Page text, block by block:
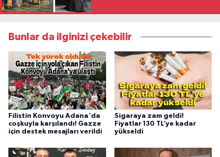
Bunlar da ilginizi çekebilir
Filistin Konvoyu Adana'da
coşkuyla karşılandı! Gazze
için destek mesajları verildi
Sigaraya zam geldi!
Fiyatlar 130 TL’ye kadar
yükseldi